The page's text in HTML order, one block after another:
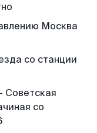
Москва
со станции
Советская
со